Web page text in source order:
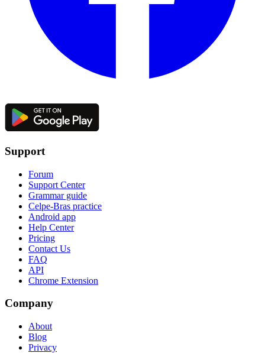
Support
Forum
Support Center
Grammar guide
Celpe-Bras practice
Android app
Help Center
Pricing
Contact Us
FAQ
API
Chrome Extension
Company
About
Blog
Privacy